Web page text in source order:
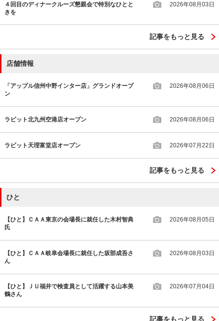
４回目のディナークルーズ懇親会で特別なひとと
きを
2026年08月03日
記事をもっと見る
店舗情報
「アップル信州中野インター店」グランドオープ
ン
2026年08月06日
ラビット北九州空港店オープン 2026年08月06日
ラビット天理富堂店オープン 2026年07月22日
記事をもっと見る
ひと
【ひと】ＣＡＡ東京の会場長に就任した木村智典
氏
2026年08月05日
【ひと】ＣＡＡ岐阜会場長に就任した坂部成吾さ
ん
2026年08月03日
【ひと】ＪＵ福井で検査員として活躍する山本美
鶴さん
2026年07月04日
記事をもっと見る